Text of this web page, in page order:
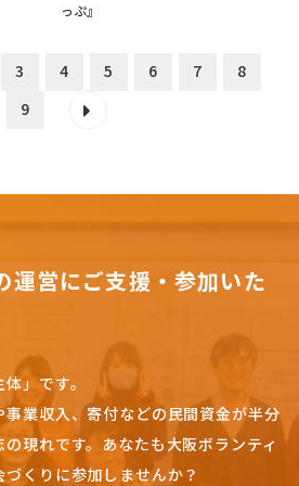
っぷ』
3 4 5 6 7
8
9
運営にご支援・参加いた
」です。
事業収入、寄付などの民間資金が半分
現れです。 あなたも大阪ボランティ
くりに参加しませんか？